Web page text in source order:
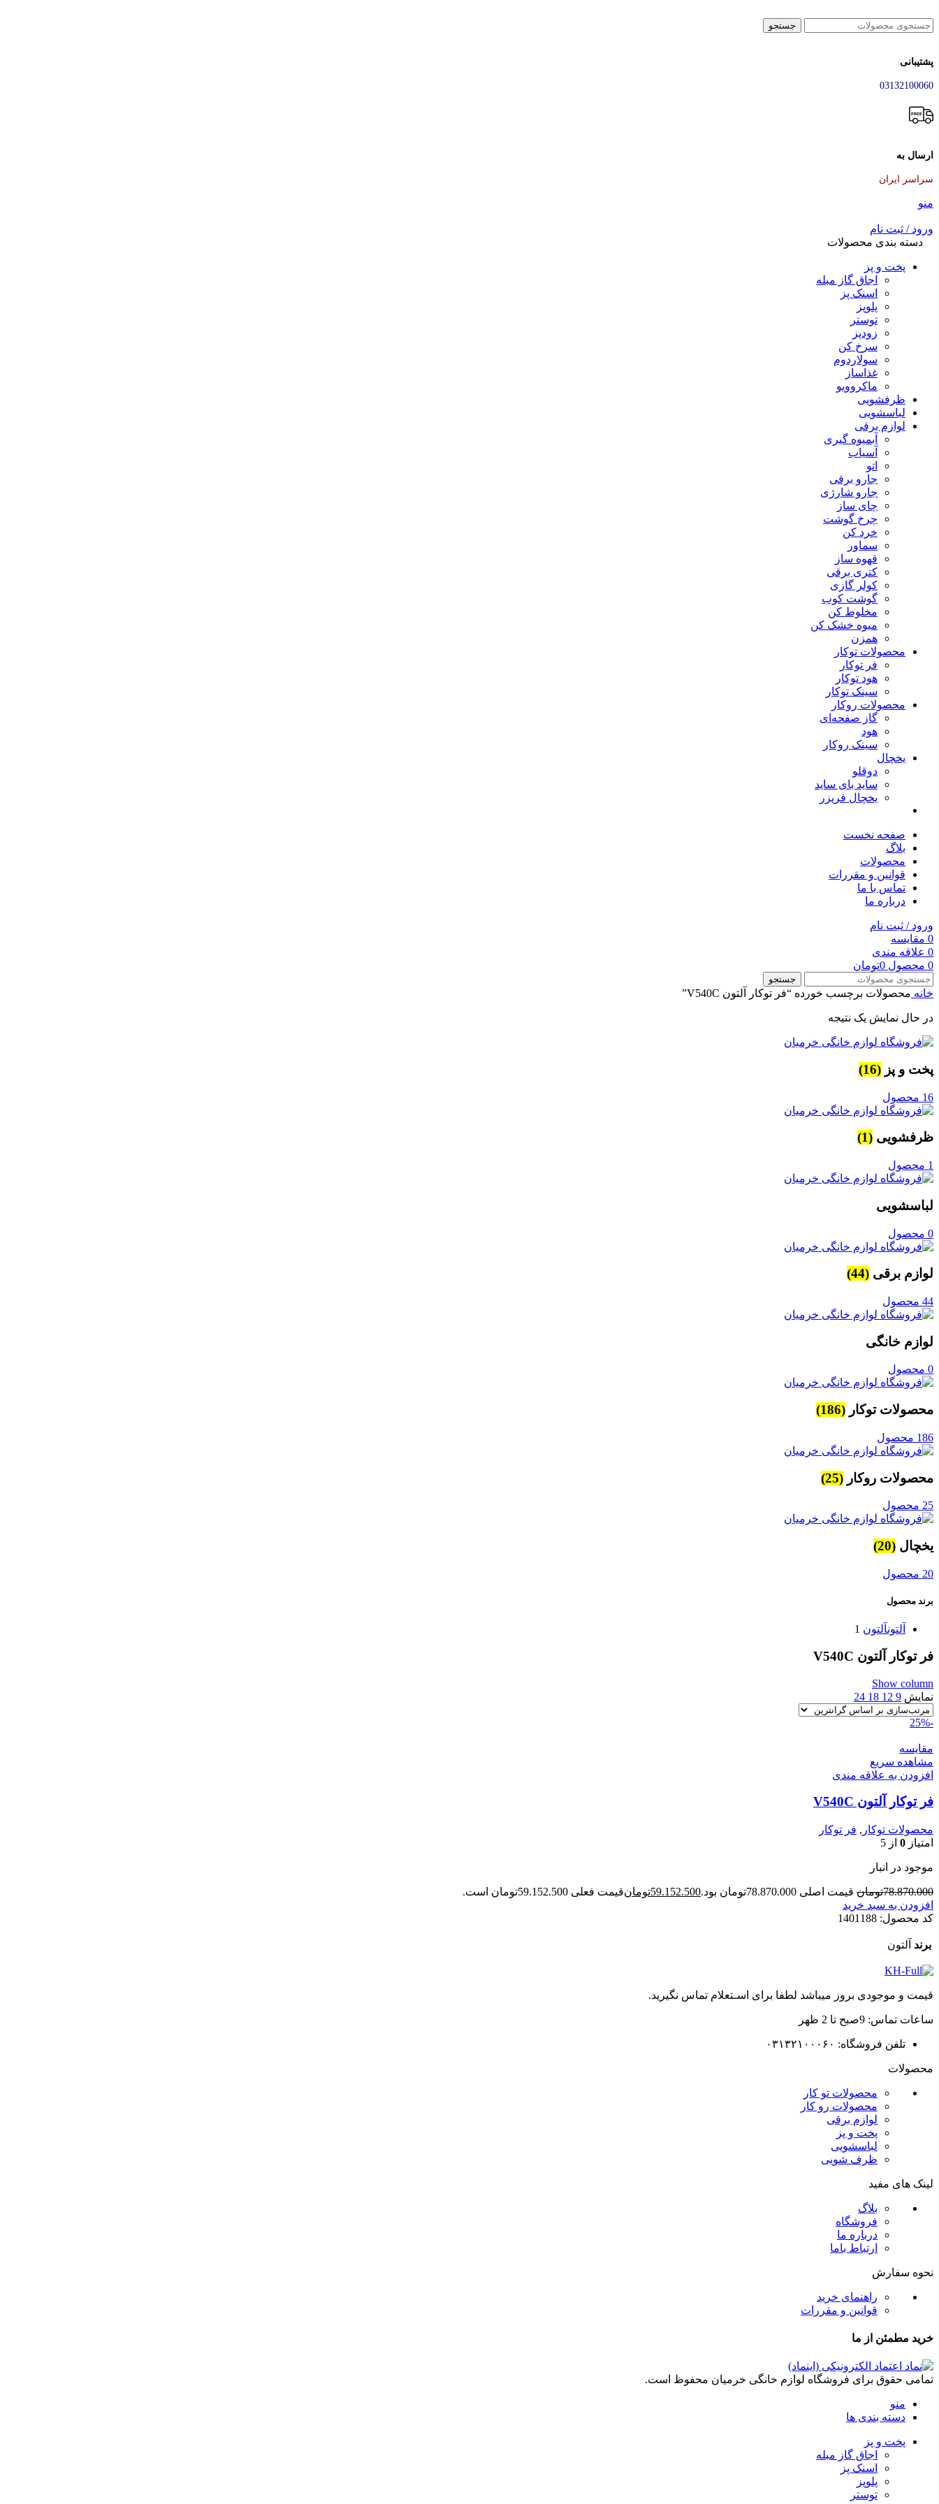
جستجو
پشتیبانی
03132100060
ارسال به
سراسر ایران
منو
ورود / ثبت نام
دسته بندی محصولات
پخت و پز
اجاق گاز مبله
اسنک پز
پلوپز
توستر
زودپز
سرخ کن
سولاردوم
غذاساز
ماکروویو
ظرفشویی
لباسشویی
لوازم برقی
آبمیوه گیری
آسیاب
اتو
جارو برقی
جارو شارژی
چای ساز
چرخ گوشت
خرد کن
سماور
قهوه ساز
کتری برقی
کولر گازی
گوشت کوب
مخلوط کن
میوه خشک کن
همزن
محصولات توکار
فر توکار
هود توکار
سینک توکار
محصولات روکار
گاز صفحه‌ای
هود
سینک روکار
یخچال
دوقلو
ساید بای ساید
یخچال فریزر
صفحه نخست
بلاگ
محصولات
قوانین و مقررات
تماس با ما
درباره ما
ورود / ثبت نام
0 مقایسه
0 علاقه مندی
0 محصول 0تومان
جستجو
خانه محصولات برچسب خورده “فر توکار آلتون V540C”
در حال نمایش یک نتیجه
پخت و پز (16)
16 محصول
ظرفشویی (1)
1 محصول
لباسشویی
0 محصول
لوازم برقی (44)
44 محصول
لوازم خانگی
0 محصول
محصولات توکار (186)
186 محصول
محصولات روکار (25)
25 محصول
یخچال (20)
20 محصول
برند محصول
آلتونآلتون 1
فر توکار آلتون V540C
Show column
نمایش 9
12
18
24
-25%
مقایسه
مشاهده سریع
افزودن به علاقه مندی
فر توکار آلتون V540C
محصولات توکار , فر توکار
امتیاز 0 از 5
موجود در انبار
78.870.000تومان قیمت اصلی 78.870.000تومان بود. 59.152.500تومانقیمت فعلی 59.152.500تومان است.
افزودن به سبد خرید
کد محصول: 1401188
برند آلتون
قیمت و موجودی بروز میباشد لطفا برای اسـتعلام تماس نگیرید.
ساعات تماس: 9صبح تا 2 ظهر
تلفن فروشگاه: ۰۳۱۳۲۱۰۰۰۶۰
محصولات
محصولات تو کار
محصولات رو کار
لوازم برقی
پخت و پز
لباسشویی
ظرف شویی
لینک های مفید
بلاگ
فروشگاه
درباره ما
ارتباط باما
نحوه سفارش
راهنمای خرید
قوانین و مقررات
خرید مطمئن از ما
تمامی حقوق برای فروشگاه لوازم خانگی خرمیان محفوظ است.
منو
دسته بندی ها
پخت و پز
اجاق گاز مبله
اسنک پز
پلوپز
توستر